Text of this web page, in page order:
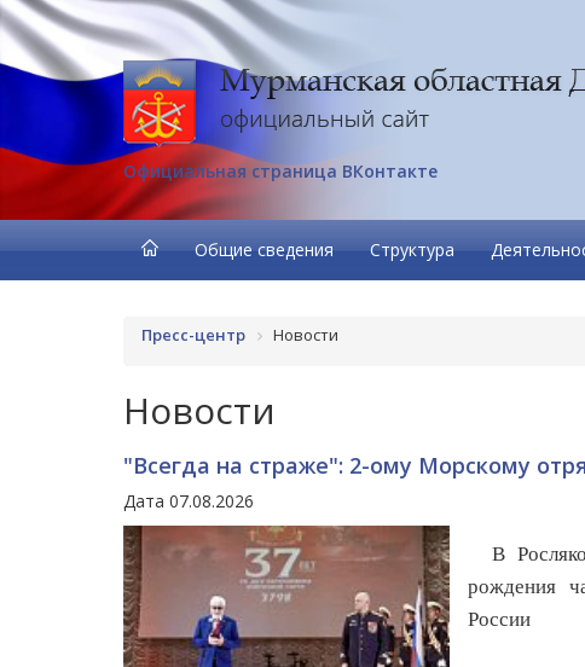
Официальная страница ВКонтакте
Общие сведения Структура
Пресс-центр Новости
Новости
"Всегда на страже": 2-ому Морскому
Дата 07.08.2026
В
рождения
России